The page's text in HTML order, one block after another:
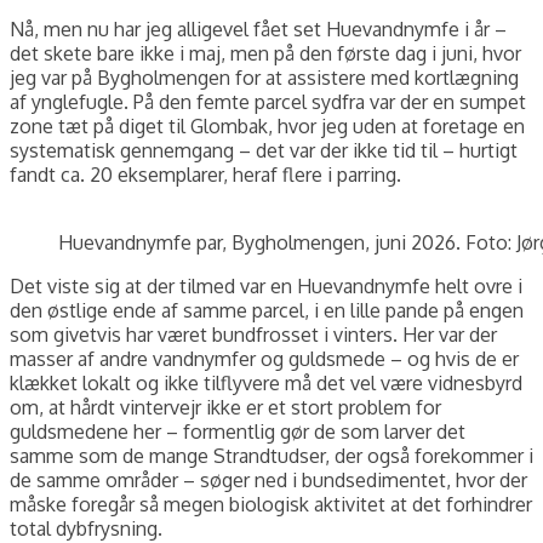
Nå, men nu har jeg alligevel fået set Huevandnymfe i år –
det skete bare ikke i maj, men på den første dag i juni, hvor
jeg var på Bygholmengen for at assistere med kortlægning
af ynglefugle. På den femte parcel sydfra var der en sumpet
zone tæt på diget til Glombak, hvor jeg uden at foretage en
systematisk gennemgang – det var der ikke tid til – hurtigt
fandt ca. 20 eksemplarer, heraf flere i parring.
Huevandnymfe par, Bygholmengen, juni 2026. Foto:
Det viste sig at der tilmed var en Huevandnymfe helt ovre i
den østlige ende af samme parcel, i en lille pande på engen
som givetvis har været bundfrosset i vinters. Her var der
masser af andre vandnymfer og guldsmede – og hvis de er
klækket lokalt og ikke tilflyvere må det vel være vidnesbyrd
om, at hårdt vintervejr ikke er et stort problem for
guldsmedene her – formentlig gør de som larver det
samme som de mange Strandtudser, der også forekommer i
de samme områder – søger ned i bundsedimentet, hvor der
måske foregår så megen biologisk aktivitet at det forhindrer
total dybfrysning.